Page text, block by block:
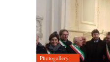
Photogallery